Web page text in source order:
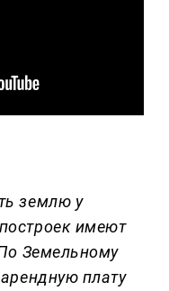
землю у
имеют
Земельному
плату